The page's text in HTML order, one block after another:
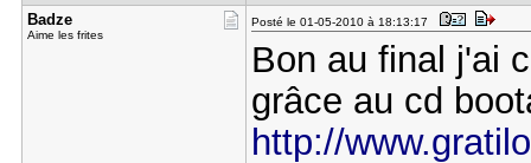
Badze
Aime les frites
Posté le 01-05-2010 à 18:13:17
Bon au final j'ai
grâce au cd
http://